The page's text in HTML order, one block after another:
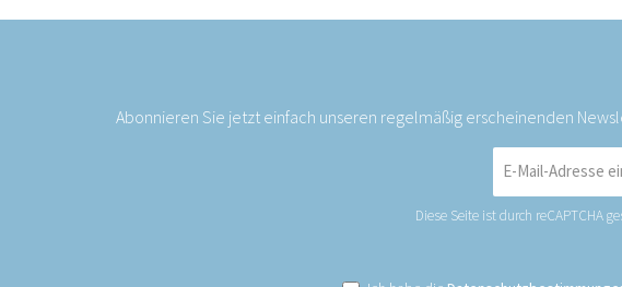
Abonnieren Sie jetzt einfach unseren regelmäßig erscheinenden
Mail-
*
Diese Seite ist durch reCAPTCHA